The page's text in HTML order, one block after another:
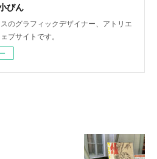
びん
のグラフィックデザイナー、アトリエ
ブサイトです。